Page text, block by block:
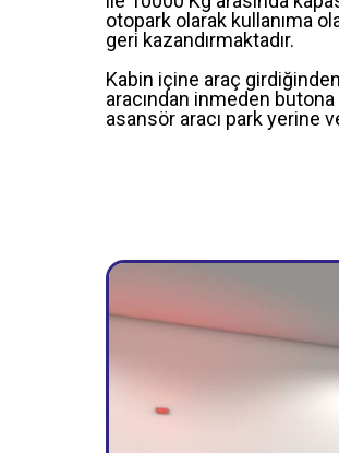
otopark olarak kullanıma
geri kazandırmaktadır.
Kabin içine araç
aracından inmeden
asansör aracı park yerine